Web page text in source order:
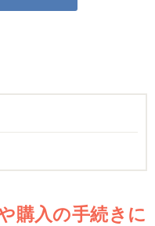
購入の手続きに